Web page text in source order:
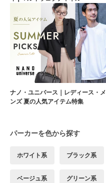
ナノ・ユニバース｜レディース・メ
ンズ 夏の人気アイテム特集
パーカーを色から探す
ホワイト系 ブラック系
ベージュ系 グリーン系